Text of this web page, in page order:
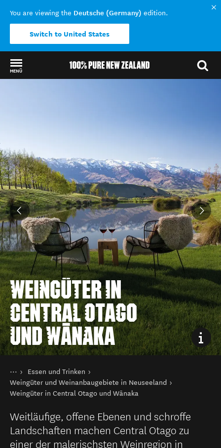
You are viewing the Deutsche (Germany) edition.
Switch to United States
MENÜ
WEINGÜTER IN
CENTRAL OTAGO
UND WĀNAKA
Sie sind hier
Startseite
Aktivitäten
Essen und Trinken
Weingüter und Weinanbaugebiete in Neuseeland
Weingüter in Central Otago und Wānaka
Weitläufige, offene Ebenen und schroffe
Landschaften machen Central Otago zu
einer der malerischsten Weinregion in